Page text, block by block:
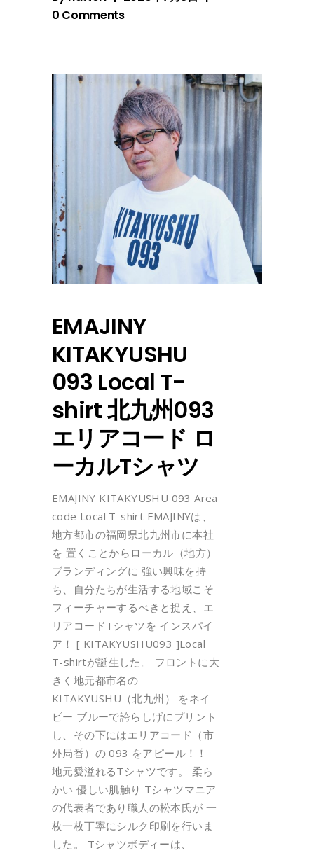
0 Comments
EMAJINY
KITAKYUSHU
093 Local T-
shirt 北九州093
エリアコード ロ
ーカルTシャツ
EMAJINY KITAKYUSHU 093 Area
code Local T-shirt EMAJINYは、
地方都市の福岡県北九州市に本社
を 置くことからローカル（地方）
ブランディングに 強い興味を持
ち、自分たちが生活する地域こそ
フィーチャーするべきと捉え、エ
リアコードTシャツを インスパイ
ア！ [ KITAKYUSHU093 ]Local
T-shirtが誕生した。 フロントに大
きく地元都市名の
KITAKYUSHU（北九州） をネイ
ビー ブルーで誇らしげにプリント
し、その下にはエリアコード（市
外局番）の 093 をアピール！！
地元愛溢れるTシャツです。 柔ら
かい 優しい肌触り Tシャツマニア
の代表者であり職人の松本氏が 一
枚一枚丁寧にシルク印刷を行いま
した。 Tシャツボディーは、